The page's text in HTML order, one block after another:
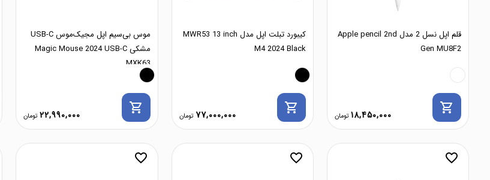
قلم اپل نسل 2 مدل Apple pencil 2nd
Gen MU8F2
18,450,000
shopping_cart
کیبورد تبلت اپل مدل MWR53 13 inch
M4 2024 Black
77,000,000
shopping_cart
موس بی‌سیم اپل مجیک‌موس USB-C
مشکی Magic Mouse 2024 USB-C
MXK63
22,990,000
shopping_cart
favorite_border
favorite_border
favorite_border